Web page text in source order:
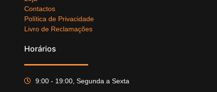
Contactos
Política de Privacidade
Livro de Reclamações
Horários
9:00 - 19:00, Segunda a Sexta